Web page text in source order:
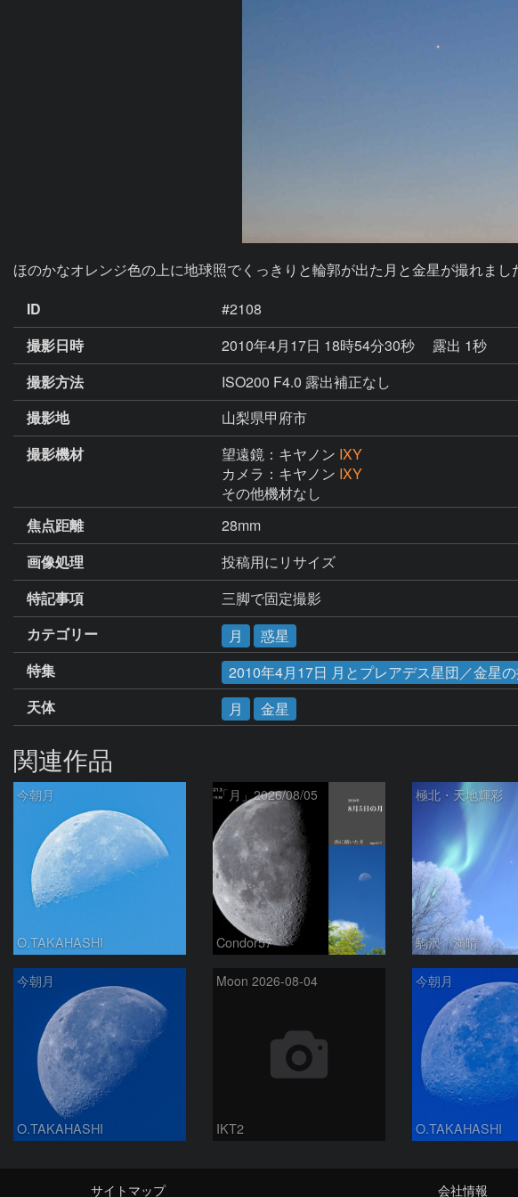
ほのかなオレンジ色の上に地球照でくっきりと輪郭が出た月と金星が撮れまし
ID
#2108
撮影日時
2010年4月17日 18時54分30秒
露出 1秒
撮影方法
ISO200 F4.0 露出補正なし
撮影地
山梨県甲府市
撮影機材
望遠鏡：キヤノン IXY
カメラ：キヤノン IXY
その他機材なし
焦点距離
28mm
画像処理
投稿用にリサイズ
特記事項
三脚で固定撮影
カテゴリー
月
惑星
特集
2010年4月17日 月とプレアデス星団／金星
天体
月 金星
関連作品
今朝月
O.TAKAHASHI
「月」2026/08/05
Condor57
極北・天地輝彩
駒沢 満晴
今朝月
O.TAKAHASHI
Moon 2026-08-04
IKT2
今朝月
O.TAKAHASHI
サイトマップ 会社情報